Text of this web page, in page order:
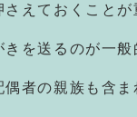
えておくことが
を送るのが一般
者の親族も含ま